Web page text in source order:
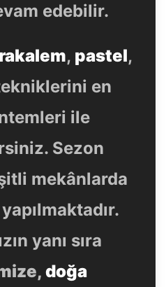
edebilir.
, pastel,
en
ile
Sezon
mekânlarda
yanı sıra
doğa